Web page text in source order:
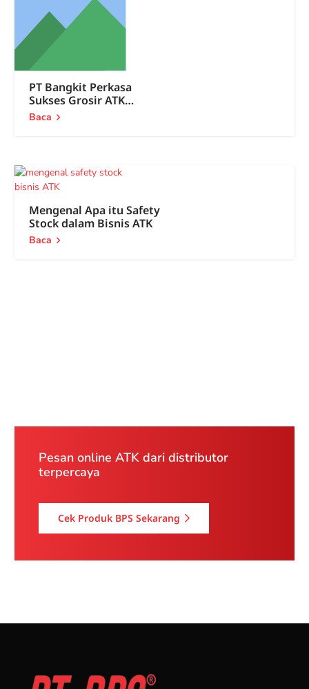
PT Bangkit Perkasa
Sukses Grosir ATK
Pontianak Sejak 1998
Baca
Mengenal Apa itu Safety
Stock dalam Bisnis ATK
Baca
Pesan online ATK dari distributor
terpercaya
Cek Produk BPS Sekarang